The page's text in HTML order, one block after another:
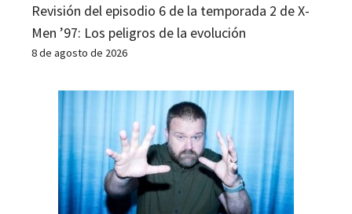
Revisión del episodio 6 de la temporada 2 de X-
Men ’97: Los peligros de la evolución
8 de agosto de 2026